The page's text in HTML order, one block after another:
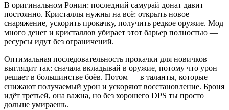
В оригинальном Ронин: последний самурай донат давит
постоянно. Кристаллы нужны на всё: открыть новое
снаряжение, ускорить прокачку, получить редкое оружие. Мод
много денег и кристаллов убирает этот барьер полностью —
ресурсы идут без ограничений.
Оптимальная последовательность прокачки для новичков
выглядит так: сначала вкладывай в оружие, потому что урон
решает в большинстве боёв. Потом — в таланты, которые
снижают получаемый урон и ускоряют восстановление. Броня
идёт третьей, она важна, но без хорошего DPS ты просто
дольше умираешь.